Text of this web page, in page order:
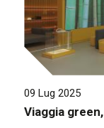
09 Lug 2025
Viaggia